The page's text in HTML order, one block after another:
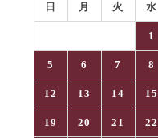
日 月 火 水
1
5 6 7 8
12 13 14 15
19 20 21 22